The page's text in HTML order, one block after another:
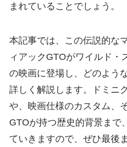
まれていることでしょう。
本記事では、この伝説的な
ィアックGTOがワイルド・
の映画に登場し、どのよう
詳しく解説します。ドミニ
や、映画仕様のカスタム、
GTOが持つ歴史的背景まで
ていきますので、ぜひ最後